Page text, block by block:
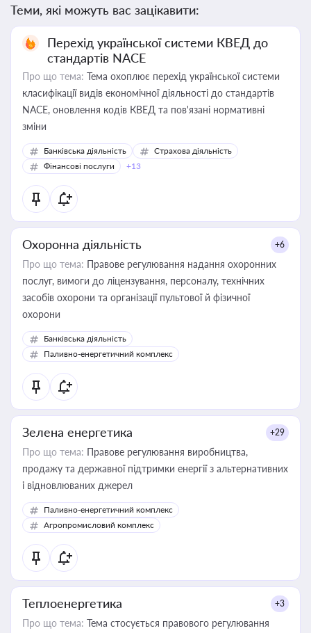
Теми, які можуть вас зацікавити:
Перехід української системи КВЕД до
стандартів NACE
Про що тема: Тема охоплює перехід української системи
класифікації видів економічної діяльності до стандартів
NACE, оновлення кодів КВЕД та пов'язані нормативні
зміни
Банківська діяльність
Страхова діяльність
Фінансові послуги
+13
Охоронна діяльність +6
Про що тема: Правове регулювання надання охоронних
послуг, вимоги до ліцензування, персоналу, технічних
засобів охорони та організації пультової й фізичної
охорони
Банківська діяльність
Паливно-енергетичний комплекс
Зелена енергетика +29
Про що тема: Правове регулювання виробництва,
продажу та державної підтримки енергії з альтернативних
і відновлюваних джерел
Паливно-енергетичний комплекс
Агропромисловий комплекс
Теплоенергетика +3
Про що тема: Тема стосується правового регулювання